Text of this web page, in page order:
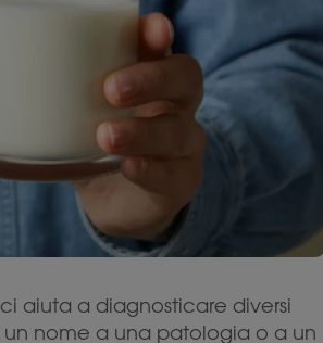
aiuta a diagnosticare diversi
nome a una patologia o a un